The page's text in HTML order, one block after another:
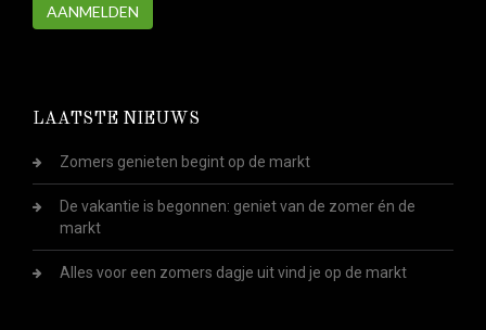
AANMELDEN
LAATSTE NIEUWS
Zomers genieten begint op de markt
De vakantie is begonnen: geniet van de zomer én de
markt
Alles voor een zomers dagje uit vind je op de markt